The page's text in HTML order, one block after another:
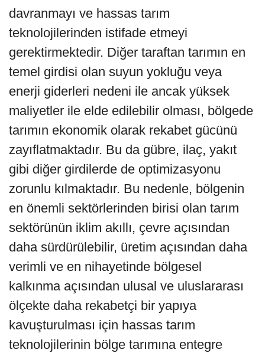
davranmayı ve hassas tarım
teknolojilerinden istifade etmeyi
gerektirmektedir. Diğer taraftan tarımın en
temel girdisi olan suyun yokluğu veya
enerji giderleri nedeni ile ancak yüksek
maliyetler ile elde edilebilir olması, bölgede
tarımın ekonomik olarak rekabet gücünü
zayıflatmaktadır. Bu da gübre, ilaç, yakıt
gibi diğer girdilerde de optimizasyonu
zorunlu kılmaktadır. Bu nedenle, bölgenin
en önemli sektörlerinden birisi olan tarım
sektörünün iklim akıllı, çevre açısından
daha sürdürülebilir, üretim açısından daha
verimli ve en nihayetinde bölgesel
kalkınma açısından ulusal ve uluslararası
ölçekte daha rekabetçi bir yapıya
kavuşturulması için hassas tarım
teknolojilerinin bölge tarımına entegre